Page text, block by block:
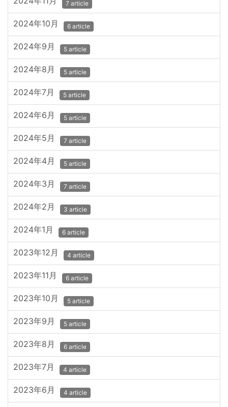
7 article
2024年10月 6 article
2024年9月 5 article
2024年8月 5 article
2024年7月 5 article
2024年6月 5 article
2024年5月 7 article
2024年4月 5 article
2024年3月 7 article
2024年2月 3 article
2024年1月 6 article
2023年12月 4 article
2023年11月 6 article
2023年10月 5 article
2023年9月 5 article
2023年8月 6 article
2023年7月 4 article
2023年6月 4 article